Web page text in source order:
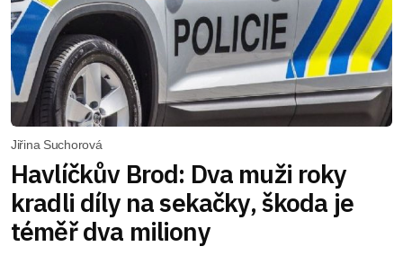
Jiřina Suchorová
Havlíčkův Brod: Dva muži roky
kradli díly na sekačky, škoda je
téměř dva miliony